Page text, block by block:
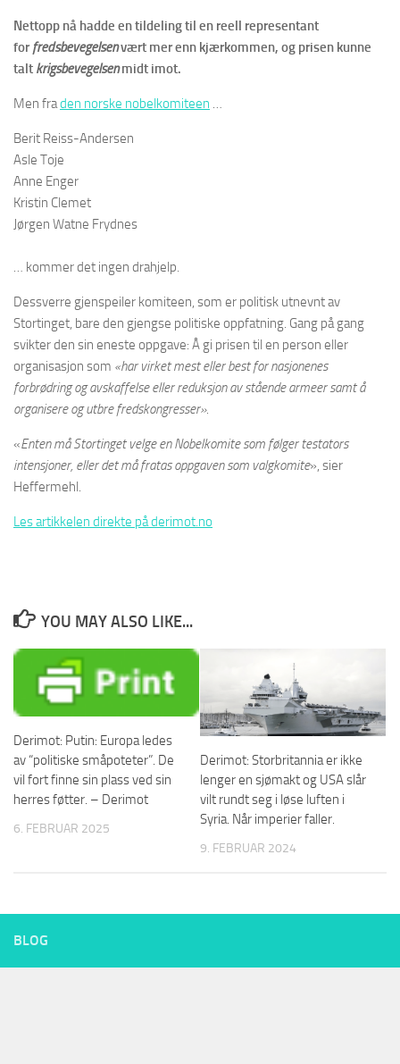
Nettopp nå hadde en tildeling til en reell representant
forfredsbevegelsenvært mer enn kjærkommen, og prisen kunne
talt krigsbevegelsenmidt imot.
Men fraden norske nobelkomiteen …
Berit Reiss-Andersen
Asle Toje
Anne Enger
Kristin Clemet
Jørgen Watne Frydnes
… kommer det ingen drahjelp.
Dessverre gjenspeiler komiteen, som er politisk utnevnt av
Stortinget, bare den gjengse politiske oppfatning. Gang på gang
svikter den sin eneste oppgave: Å gi prisen til en person eller
organisasjon som «har virket mest eller best for nasjonenes
forbrødring og avskaffelse eller reduksjon av stående armeer samt å
organisere og utbre fredskongresser».
«Enten må Stortinget velge en Nobelkomite som følger testators
intensjoner, eller det må fratas oppgaven som valgkomite», sier
Heffermehl.
Les artikkelen direkte på derimot.no
YOU MAY ALSO LIKE...
Derimot: Putin: Europa ledes
av “politiske småpoteter”. De
vil fort finne sin plass ved sin
herres føtter. – Derimot
6. FEBRUAR 2025
Derimot: Storbritannia er ikke
lenger en sjømakt og USA slår
vilt rundt seg i løse luften i
Syria. Når imperier faller.
9. FEBRUAR 2024
BLOG